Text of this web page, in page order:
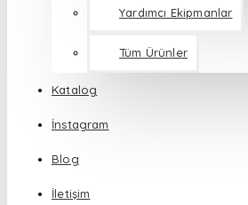
Yardımcı Ekipmanlar
Tüm Ürünler
Katalog
İnstagram
Blog
İletişim